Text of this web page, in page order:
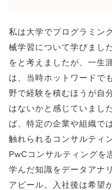
私は大学でプログラミン
械学習について学びまし
をと考えましたが、一生
は、当時ホットワードで
野で経験を積むほうが自
はないかと感じていまし
ば、特定の企業や組織で
触れられるコンサルティ
PwCコンサルティングを
学んだ知識をデータアナ
アピール。入社後は希望